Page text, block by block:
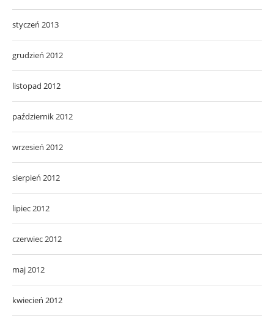
styczeń 2013
grudzień 2012
listopad 2012
październik 2012
wrzesień 2012
sierpień 2012
lipiec 2012
czerwiec 2012
maj 2012
kwiecień 2012